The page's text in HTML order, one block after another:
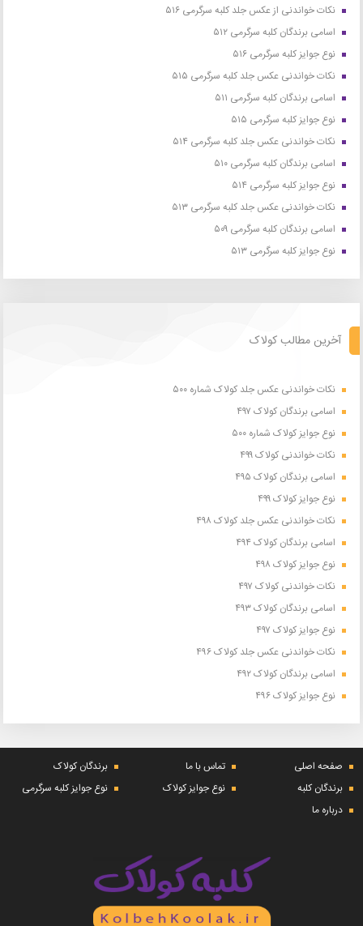
نکات خواندنی از عکس جلد کلبه سرگرمی ۵۱۶
اسامی برندگان کلبه سرگرمی ۵۱۲
نوع جوایز کلبه سرگرمی ۵۱۶
نکات خواندنی عکس جلد کلبه سرگرمی ۵۱۵
اسامی برندگان کلبه سرگرمی ۵۱۱
نوع جوایز کلبه سرگرمی ۵۱۵
نکات خواندنی عکس جلد کلبه سرگرمی ۵۱۴
اسامی برندگان کلبه سرگرمی ۵۱۰
نوع جوایز کلبه سرگرمی ۵۱۴
نکات خواندنی عکس جلد کلبه سرگرمی ۵۱۳
اسامی برندگان کلبه سرگرمی ۵۰۹
نوع جوایز کلبه سرگرمی ۵۱۳
آخرین مطالب کولاک
نکات خواندنی عکس جلد کولاک شماره ۵۰۰
اسامی برندگان کولاک ۴۹۷
نوع جوایز کولاک شماره ۵۰۰
نکات خواندنی کولاک ۴۹۹
اسامی برندگان کولاک ۴۹۵
نوع جوایز کولاک ۴۹۹
نکات خواندنی عکس جلد کولاک ۴۹۸
اسامی برندگان کولاک ۴۹۴
نوع جوایز کولاک ۴۹۸
نکات خواندنی کولاک ۴۹۷
اسامی برندگان کولاک ۴۹۳
نوع جوایز کولاک ۴۹۷
نکات خواندنی عکس جلد کولاک ۴۹۶
اسامی برندگان کولاک ۴۹۲
نوع جوایز کولاک ۴۹۶
صفحه اصلی تماس با ما
برندگان کولاک
برندگان کلبه
نوع جوایز کولاک
نوع جوایز کلبه سرگرمی
درباره ما